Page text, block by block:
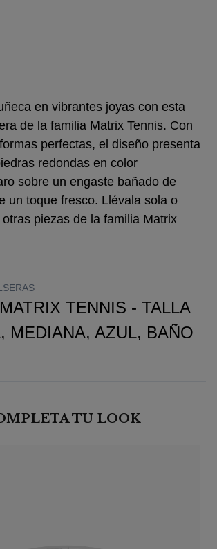
en vibrantes joyas con esta
de la familia Matrix Tennis. Con
perfectas, el diseño presenta
redondas en color
sobre un engaste bañado de
un toque fresco. Llévala sola o
piezas de la familia Matrix
TENNIS - TALLA
MEDIANA, AZUL, BAÑO
TU LOOK